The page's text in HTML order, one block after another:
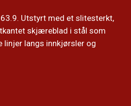
Utstyrt med et slitesterkt,
skjæreblad i stål som
linjer langs innkjørsler og